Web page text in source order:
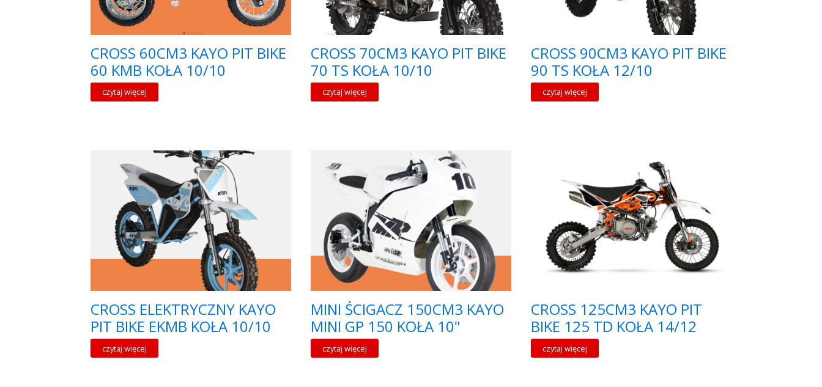
CROSS 60CM3 KAYO PIT BIKE
60 KMB KOŁA 10/10
czytaj więcej
CROSS 70CM3 KAYO PIT BIKE
70 TS KOŁA 10/10
czytaj więcej
CROSS 90CM3 KAYO PIT BIKE
90 TS KOŁA 12/10
czytaj więcej
CROSS ELEKTRYCZNY KAYO
PIT BIKE EKMB KOŁA 10/10
czytaj więcej
MINI ŚCIGACZ 150CM3 KAYO
MINI GP 150 KOŁA 10"
czytaj więcej
CROSS 125CM3 KAYO PIT
BIKE 125 TD KOŁA 14/12
czytaj więcej